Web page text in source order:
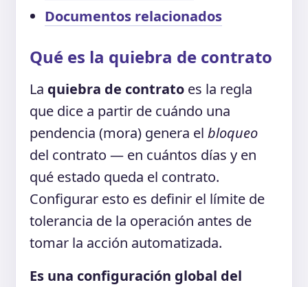
Documentos relacionados
Qué es la quiebra de contrato
La quiebra de contrato es la regla
que dice a partir de cuándo una
pendencia (mora) genera el bloqueo
del contrato — en cuántos días y en
qué estado queda el contrato.
Configurar esto es definir el límite de
tolerancia de la operación antes de
tomar la acción automatizada.
Es una configuración global del